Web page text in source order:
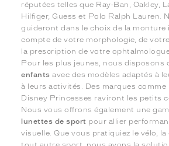
réputées telles que Ray-Ban, Oakley,
Hilfiger, Guess et Polo Ralph Lauren.
guideront dans le choix de la monture
compte de votre morphologie, de
la prescription de votre
Pour les plus jeunes, nous disposons
enfants avec des modèles adaptés à
à leurs activités. Des marques comme
Disney Princesses raviront les petits
Nous vous offrons également une
lunettes de sport pour allier
visuelle. Que vous pratiquiez le vélo,